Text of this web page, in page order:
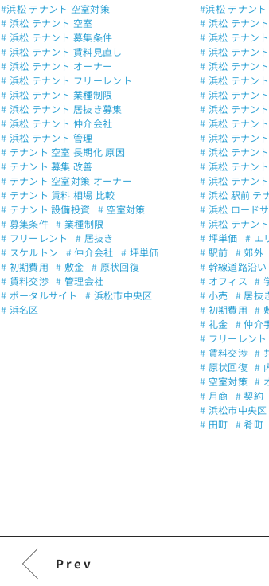
#浜松 テナント 空室対策
# 浜松 テナント 空室
# 浜松 テナント 募集条件
# 浜松 テナント 賃料見直し
# 浜松 テナント オーナー
# 浜松 テナント フリーレント
# 浜松 テナント 業種制限
# 浜松 テナント 居抜き募集
# 浜松 テナント 仲介会社
# 浜松 テナント 管理
# テナント 空室 長期化 原因
# テナント 募集 改善
# テナント 空室対策 オーナー
# テナント 賃料 相場 比較
# テナント 設備投資 # 空室対策
# 募集条件 # 業種制限
# フリーレント
# 居抜き
# スケルトン
# 仲介会社 # 坪単価
# 初期費用
# 敷金
# 原状回復
# 賃料交渉 # 管理会社
# ポータルサイト
# 浜松市中央区
# 浜名区
#浜松 テナント
# 浜松 テナン
# 浜松 テナン
# 浜松 テナン
# 浜松 テナン
# 浜松 テナン
# 浜松 テナン
# 浜松 テナン
# 浜松 テナン
# 浜松 テナン
# 浜松 テナン
# 浜松 テナン
# 浜松 テナン
# 浜松 駅前 テ
# 浜松 ロード
# 浜松 テナン
# 坪単価 # エ
# 駅前 # 郊外
# 幹線道路沿い
# オフィス
#
# 小売 # 居抜
# 初期費用
#
# 礼金 # 仲介
# フリーレント
# 賃料交渉 #
# 原状回復 #
# 空室対策 #
# 月商 # 契約
# 浜松市中央区
# 田町 # 肴町
Prev